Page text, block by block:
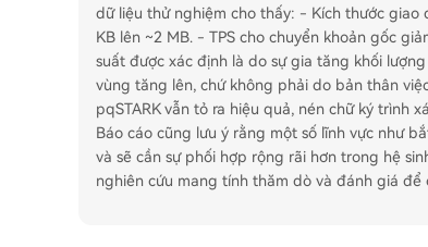
dữ liệu thử nghiệm cho thấy: - Kích thước
KB lên ~2 MB. - TPS cho chuyển khoản gốc
suất được xác định là do sự gia tăng khối
vùng tăng lên, chứ không phải do bản thân
pqSTARK vẫn tỏ ra hiệu quả, nén chữ ký trình
Báo cáo cũng lưu ý rằng một số lĩnh vực như
và sẽ cần sự phối hợp rộng rãi hơn trong hệ
nghiên cứu mang tính thăm dò và đánh giá để